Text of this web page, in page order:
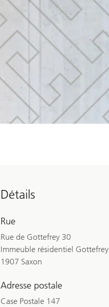
Détails
Rue
Rue de Gottefrey 30
Immeuble résidentiel Gottefrey
1907 Saxon
Adresse postale
Case Postale 147